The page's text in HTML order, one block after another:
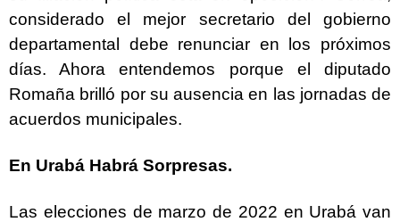
considerado el mejor secretario del gobierno
departamental debe renunciar en los próximos
días. Ahora entendemos porque el diputado
Romaña brilló por su ausencia en las jornadas de
acuerdos municipales.
En Urabá Habrá Sorpresas.
Las elecciones de marzo de 2022 en Urabá van